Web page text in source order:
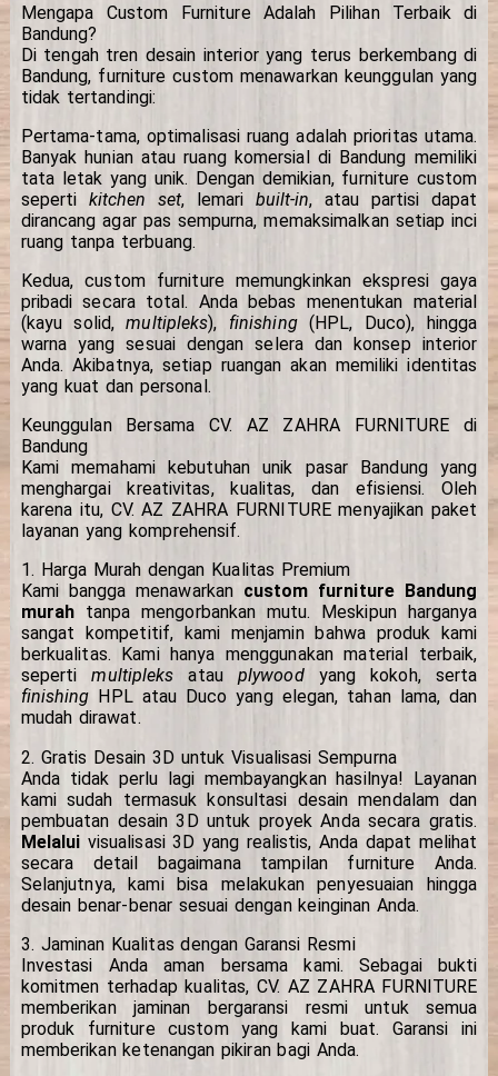
Mengapa Custom Furniture Adalah Pilihan Terbaik di
Bandung?
Di tengah tren desain interior yang terus berkembang di
Bandung, furniture custom menawarkan keunggulan yang
tidak tertandingi:
Pertama-tama, optimalisasi ruang adalah prioritas utama.
Banyak hunian atau ruang komersial di Bandung memiliki
tata letak yang unik. Dengan demikian, furniture custom
seperti kitchen set, lemari built-in, atau partisi dapat
dirancang agar pas sempurna, memaksimalkan setiap inci
ruang tanpa terbuang.
Kedua, custom furniture memungkinkan ekspresi gaya
pribadi secara total. Anda bebas menentukan material
(kayu solid,multipleks), finishing(HPL, Duco), hingga
warna yang sesuai dengan selera dan konsep interior
Anda. Akibatnya, setiap ruangan akan memiliki identitas
yang kuat dan personal.
Keunggulan Bersama CV. AZ ZAHRA FURNITURE di
Bandung
Kami memahami kebutuhan unik pasar Bandung yang
menghargai kreativitas, kualitas, dan efisiensi. Oleh
karena itu, CV. AZ ZAHRA FURNITURE menyajikan paket
layanan yang komprehensif.
1. Harga Murah dengan Kualitas Premium
Kami bangga menawarkan custom furniture Bandung
murah tanpa mengorbankan mutu. Meskipun harganya
sangat kompetitif, kami menjamin bahwa produk kami
berkualitas. Kami hanya menggunakan material terbaik,
sepertimultipleks atau plywoodyang kokoh, serta
finishing HPL atau Duco yang elegan, tahan lama, dan
mudah dirawat.
2. Gratis Desain 3D untuk Visualisasi Sempurna
Anda tidak perlu lagi membayangkan hasilnya! Layanan
kami sudah termasuk konsultasi desain mendalam dan
pembuatan desain 3D untuk proyek Anda secara gratis.
Melalui visualisasi 3D yang realistis, Anda dapat melihat
secara detail bagaimana tampilan furniture Anda.
Selanjutnya, kami bisa melakukan penyesuaian hingga
desain benar-benar sesuai dengan keinginan Anda.
3. Jaminan Kualitas dengan Garansi Resmi
Investasi Anda aman bersama kami. Sebagai bukti
komitmen terhadap kualitas, CV. AZ ZAHRA FURNITURE
memberikan jaminan bergaransi resmi untuk semua
produk furniture custom yang kami buat. Garansi ini
memberikan ketenangan pikiran bagi Anda.